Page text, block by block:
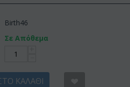
Birth46
Σε Απόθεμα
ΚΑΛΆΘΙ